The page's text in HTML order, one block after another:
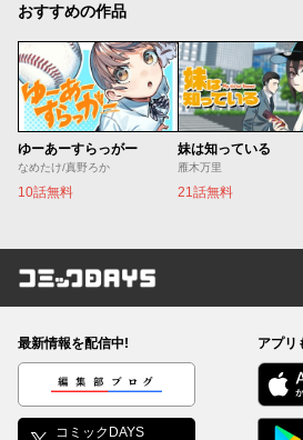
おすすめの作品
ゆーあーすらっがー
なめたけ/真野ろか
10話無料
妹は知っている
雁木万里
21話無料
コミックDAYS
最新情報を配信中!
編集部ブログ
コミックDAYS
アプリ